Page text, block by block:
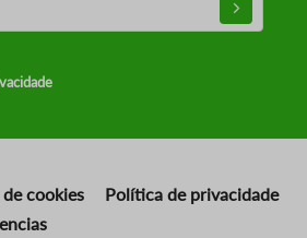
cookies
Política de privacidade